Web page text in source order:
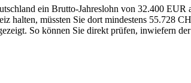
ein Brutto-Jahreslohn von 32.400
halten, müssten Sie dort mindestens 55.728
So können Sie direkt prüfen, inwiefern